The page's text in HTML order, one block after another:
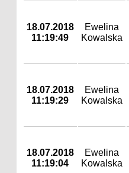
18.07.2018
11:19:49
Ewelina
Kowalska
18.07.2018
11:19:29
Ewelina
Kowalska
18.07.2018
11:19:04
Ewelina
Kowalska